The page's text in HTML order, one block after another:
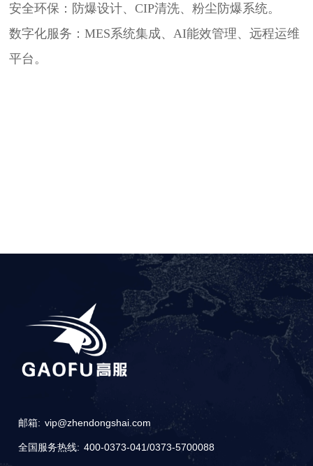
安全环保：防爆设计、CIP清洗、粉尘防爆系统。
​​数字化服务​​：MES系统集成、AI能效管理、远程运维
平台。
邮箱: vip@zhendongshai.com
全国服务热线: 400-0373-041/0373-5700088